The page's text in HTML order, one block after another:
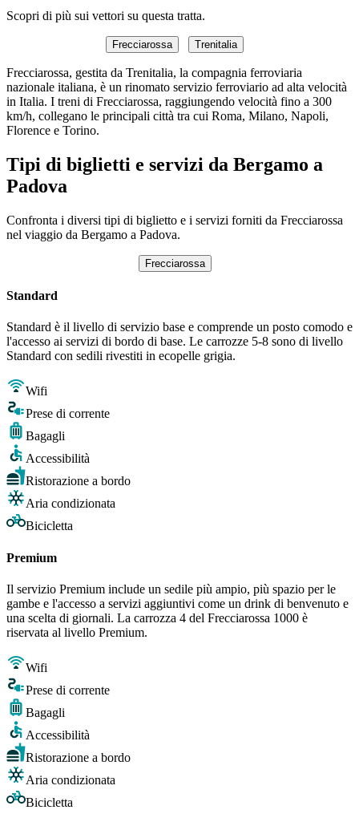
Scopri di più sui vettori su questa tratta.
Frecciarossa Trenitalia
Frecciarossa, gestita da Trenitalia, la compagnia ferroviaria
nazionale italiana, è un rinomato servizio ferroviario ad alta velocità
in Italia. I treni di Frecciarossa, raggiungendo velocità fino a 300
km/h, collegano le principali città tra cui Roma, Milano, Napoli,
Florence e Torino.
Tipi di biglietti e servizi da Bergamo a
Padova
Confronta i diversi tipi di biglietto e i servizi forniti da Frecciarossa
nel viaggio da Bergamo a Padova.
Frecciarossa
Standard
Standard è il livello di servizio base e comprende un posto comodo e
l'accesso ai servizi di bordo di base. Le carrozze 5-8 sono di livello
Standard con sedili rivestiti in ecopelle grigia.
Wifi
Prese di corrente
Bagagli
Accessibilità
Ristorazione a bordo
Aria condizionata
Bicicletta
Premium
Il servizio Premium include un sedile più ampio, più spazio per le
gambe e l'accesso a servizi aggiuntivi come un drink di benvenuto e
una scelta di giornali. La carrozza 4 del Frecciarossa 1000 è
riservata al livello Premium.
Wifi
Prese di corrente
Bagagli
Accessibilità
Ristorazione a bordo
Aria condizionata
Bicicletta